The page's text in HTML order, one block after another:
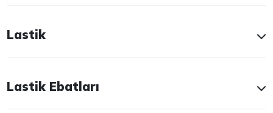
Lastik
Lastik Ebatları